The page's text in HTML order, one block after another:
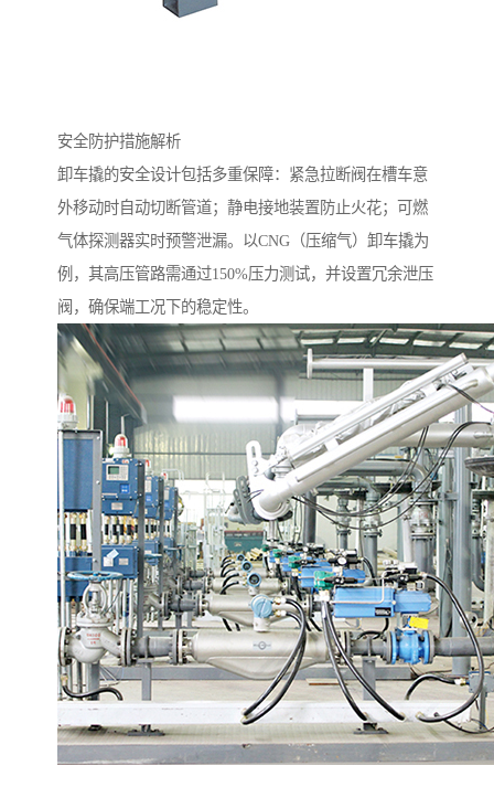
安全防护措施解析
卸车撬的安全设计包括多重保障：紧急拉断阀在槽车意
外移动时自动切断管道；静电接地装置防止火花；可燃
气体探测器实时预警泄漏。以CNG（压缩气）卸车撬为
例，其高压管路需通过150%压力测试，并设置冗余泄压
阀，确保端工况下的稳定性。